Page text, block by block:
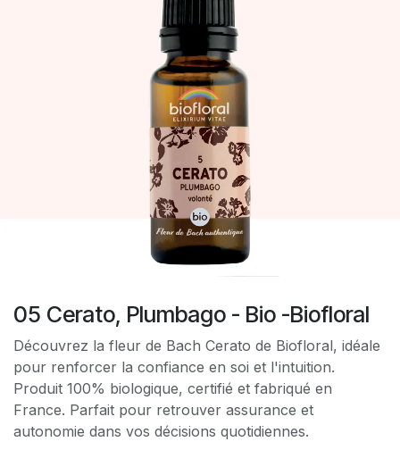
05 Cerato, Plumbago - Bio -Biofloral
Découvrez la fleur de Bach Cerato de Biofloral, idéale
pour renforcer la confiance en soi et l'intuition.
Produit 100% biologique, certifié et fabriqué en
France. Parfait pour retrouver assurance et
autonomie dans vos décisions quotidiennes.